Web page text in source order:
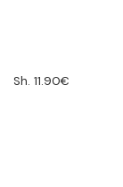
Sh. 11.90€